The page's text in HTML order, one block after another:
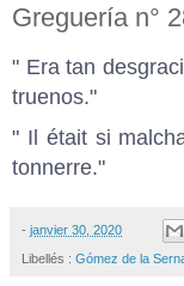
Greguería n°
" Era tan
truenos."
" Il était si
tonnerre."
- janvier 30, 2020
Libellés : Gómez de la